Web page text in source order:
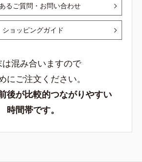
るご質問・お問い合わせ
ショッピングガイド
は混み合いますので
にご注文ください。
後が比較的つながりやすい
時間帯です。